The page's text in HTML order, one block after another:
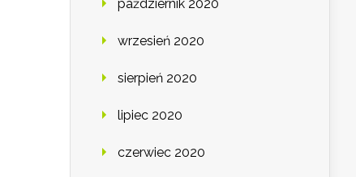
październik 2020
wrzesień 2020
sierpień 2020
lipiec 2020
czerwiec 2020